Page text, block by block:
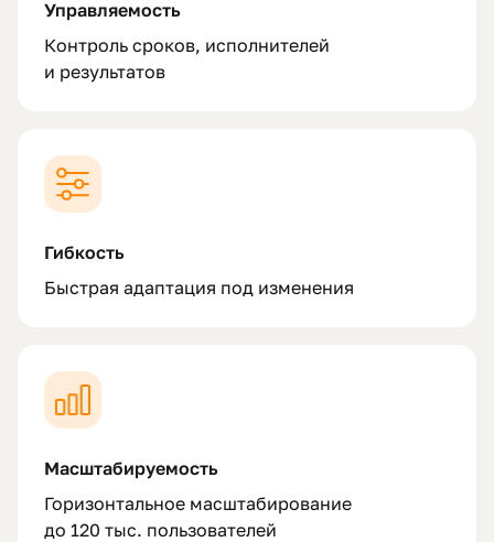
Управляемость
Контроль сроков, исполнителей
и результатов
Гибкость
Быстрая адаптация под изменения
Масштабируемость
Горизонтальное масштабирование
до 120 тыс. пользователей